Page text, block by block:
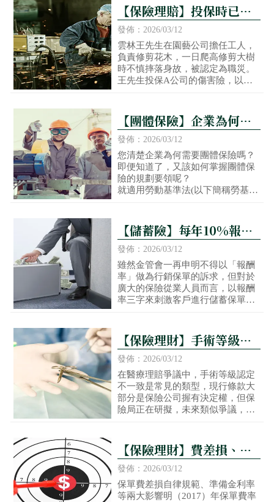
腫」，係因胚胎發育異常所造成的
先天性腫塊，醫師請家長不用過於
擔心，若嗣後發現該腫塊有明顯變
大時，再來就醫即可。
【保險理賠】投保時已告
知職務 傷害險還能打折給
付？
發佈：2026/03/12
雲林王先生在園藝公司擔任工人，
負責修剪花木，一日爬高修剪大樹
時不慎摔落身故，被認定為職災。
王先生投保A公司的傷害險，以及B
明，王先生在要保書上的職業內容
只寫「修剪花木」，以職業風險第
二級投保，不符實際的職業風險第
四級狀況，屬於告知不實，死亡保
險金必須打折。
【團體保險】企業為何需
要團體保險？如何掌握團
體保險的規劃要領？
發佈：2026/03/12
您清楚企業為何需要團體保險嗎？
即便知道了，又該如何掌握團體保
險的規劃要領呢？
就適用勞動基準法(以下簡稱勞基
無過失，雇主都得負擔勞基法第59
條所賦予之補償責任。
【儲蓄險】每年10%報酬
的保單，真的有這麼好
嗎？
發佈：2026/03/12
雖然金管會一再申明不得以「報酬
率」做為行銷保單的訴求，但對於
廣大的保險從業人員而言，以報酬
率三字來刺激客戶進行儲蓄保單的
客戶都可以輕鬆掌握的，因此，從
業人員當下的引導就顯得格外重要
了。
【保險理財】手術等級喬
不定？ 不再是保險公司說
了算
發佈：2026/03/12
在醫療理賠爭議中，手術等級認定
不一致是常見的類型，現行條款大
部分是保險公司握有決定權，但保
險局正在研擬，未來類似爭議，保
預計最快於半年內上路。
【保險理財】費差損、準
備金利率月中定案 明年元
旦新制上路
發佈：2026/03/12
保單費差損自律規範、準備金利率
等兩大影響明（2017）年保單費率